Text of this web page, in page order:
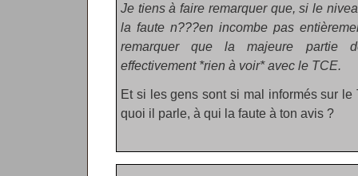
Je tiens à faire remarquer que, si le
la faute n???en incombe pas
remarquer que la majeure partie
effectivement *rien à voir* avec le TCE.
Et si les gens sont si mal informés sur le
quoi il parle, à qui la faute à ton avis ?